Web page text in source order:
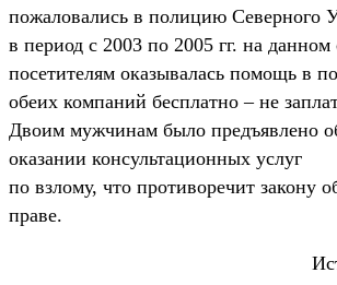
пожаловались в полицию Северного
в период с 2003 по 2005 гг. на данном
посетителям оказывалась помощь в
обеих компаний бесплатно – не
Двоим мужчинам было предъявлено
оказании консультационных услуг
по взлому, что противоречит закону
праве.